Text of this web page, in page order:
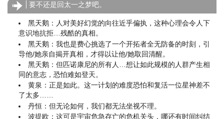
要不还是回太一之梦吧。
黑天鹅：人对美好幻觉的向往近乎偏执，这种心理会令人下
意识地抗拒…残酷的真相。
黑天鹅：我也是费心挑选了一个开拓者全无防备的时刻，引
导他/她亲自揭开真相，才得以让他/她取回清醒。
黑天鹅：但匹诺康尼的所有人…想让如此规模的人群产生相
同的意志，恐怕难如登天。
黄泉：正是如此。这一计划的难度恐怕和复活一位星神差不
了太多……
丹恒：但无论如何，我们都无法坐视不理。
波提欧：这可是宇宙危急存亡的危机关头，哪还有时间纠结